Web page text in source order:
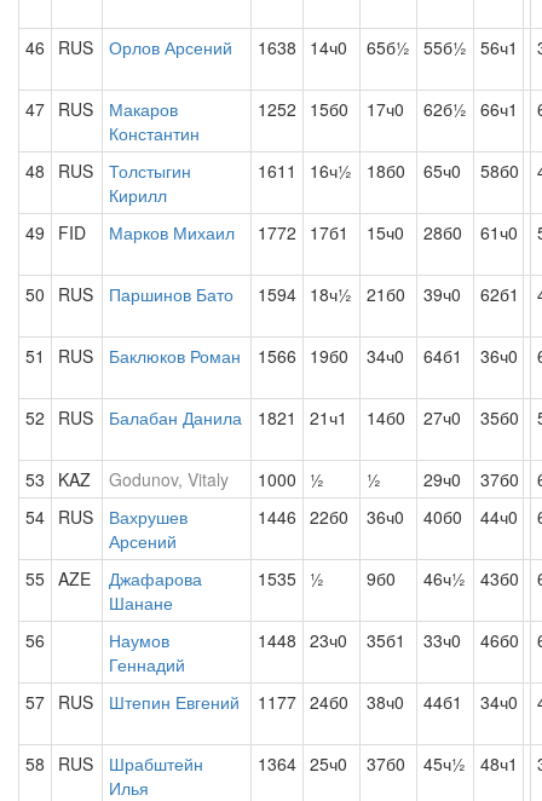
46 RUS Орлов Арсений 1638 14ч0 65б½ 55б½ 56ч1
47 RUS
Макаров
Константин
1252 15б0 17ч0 62б½ 66ч1
48 RUS
Толстыгин
Кирилл
1611 16ч½ 18б0 65ч0 58б0
49 FID Марков Михаил 1772 17б1 15ч0 28б0 61ч0
50 RUS Паршинов Бато 1594 18ч½ 21б0 39ч0 62б1
51 RUS Баклюков Роман 1566 19б0 34ч0 64б1 36ч0
52 RUS Балабан Данила 1821 21ч1 14б0 27ч0 35б0
53 KAZ Godunov, Vitaly 1000 ½ ½ 29ч0 37б0
54 RUS
Вахрушев
Арсений
1446 22б0 36ч0 40б0 44ч0
55 AZE
Джафарова
Шанане
1535 ½ 9б0 46ч½ 43б0
56
Наумов
Геннадий
1448 23ч0 35б1 33ч0 46б0
57 RUS Штепин Евгений 1177 24б0 38ч0 44б1 34ч0
58 RUS
Шрабштейн
Илья
1364 25ч0 37б0 45ч½ 48ч1